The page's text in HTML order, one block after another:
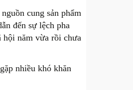
cung sản phẩm
đến sự lệch pha
hội năm vừa rồi chưa
nhiều khó khăn